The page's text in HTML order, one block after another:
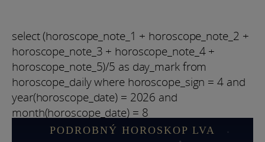
select (horoscope_note_1 + horoscope_note_2 +
horoscope_note_3 + horoscope_note_4 +
horoscope_note_5)/5 as day_mark from
horoscope_daily where horoscope_sign = 4 and
year(horoscope_date) = 2026 and
month(horoscope_date) = 8
PODROBNÝ HOROSKOP LVA